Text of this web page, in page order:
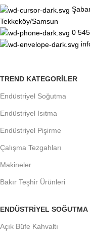
Tekkeköy/Samsun
0
TREND KATEGORILER
Endüstriyel Soğutma
Endüstriyel Isıtma
Endüstriyel Pişirme
Çalışma Tezgahları
Makineler
Bakır Teşhir Ürünleri
ENDÜSTRIYEL SOĞUTMA
Açık Büfe Kahvaltı